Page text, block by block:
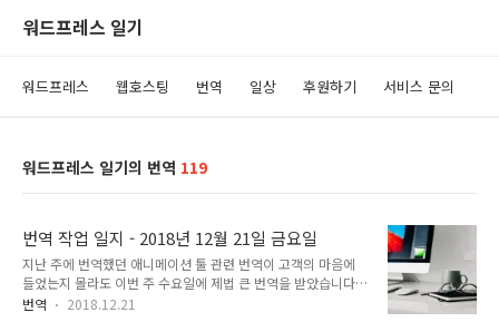
워드프레스 일기
워드프레스 웹호스팅 번역 일상 후원하기 서비스 문의
워드프레스 일기의 번역 119
번역 작업 일지 - 2018년 12월 21일 금요일
지난 주에 번역했던 애니메이션 툴 관련 번역이 고객의 마음에
들었는지 몰라도 이번 주 수요일에 제법 큰 번역을 받았습니다.
번역 분량은 일주일에 번역할 수 있는 정도의 분량입니다. 하지
번역 2018.12.21